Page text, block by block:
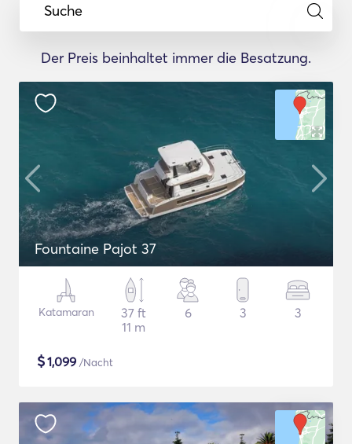
Suche
Der Preis beinhaltet immer die Besatzung.
Fountaine Pajot 37
Katamaran
37 ft
11 m
6 3 3
$1,099 /Nacht